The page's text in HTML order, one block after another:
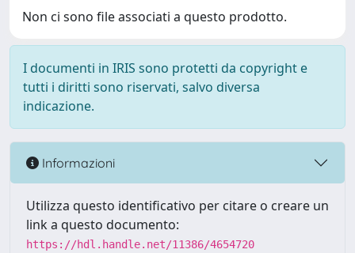
Non ci sono file associati a questo prodotto.
I documenti in IRIS sono protetti da copyright e
tutti i diritti sono riservati, salvo diversa
indicazione.
Informazioni
Utilizza questo identificativo per citare o creare un
link a questo documento:
https://hdl.handle.net/11386/4654720